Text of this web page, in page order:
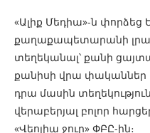
«Ալիք Մեդիա»-ն փորձեց
քաղաքապետարանի
տեղեկանալ՝ քանի
քանիսի վրա
դրա մասին
վերաբերյալ բոլոր
«Վեոլիա ջուր» ՓԲԸ-ին։